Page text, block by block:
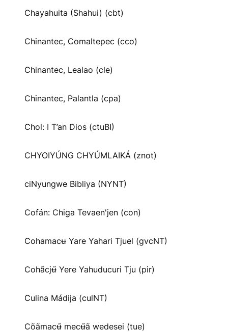
Chayahuita (Shahui) (cbt)
Chinantec, Comaltepec (cco)
Chinantec, Lealao (cle)
Chinantec, Palantla (cpa)
Chol: I T’an Dios (ctuBI)
CHYOIYÚNG CHYÚMLAIKÁ (znot)
ciNyungwe Bibliya (NYNT)
Cofán: Chiga Tevaen'jen (con)
Cohamacʉ Yare Yahari Tjuel (gvcNT)
Cohãcjʉ̃ Yere Yahuducuri Tju (pir)
Culina Mádija (culNT)
Cõãmacʉ̃ mecʉ̃ã wedesei (tue)